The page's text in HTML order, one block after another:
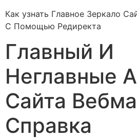
Как узнать Главное Зеркало
С Помощью Редиректа
Главный И
Неглавные
Сайта
Справка